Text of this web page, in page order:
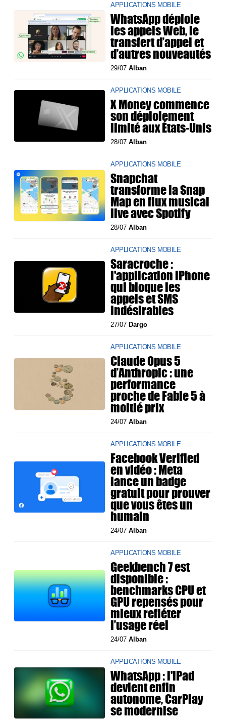
APPLICATIONS MOBILE
WhatsApp déploie
les appels Web, le
transfert d’appel et
d’autres nouveautés
29/07Alban
APPLICATIONS MOBILE
X Money commence
son déploiement
limité aux États-Unis
28/07Alban
APPLICATIONS MOBILE
Snapchat
transforme la Snap
Map en flux musical
live avec Spotify
28/07Alban
APPLICATIONS MOBILE
Saracroche :
l'application iPhone
qui bloque les
appels et SMS
indésirables
27/07Dargo
APPLICATIONS MOBILE
Claude Opus 5
d’Anthropic : une
performance
proche de Fable 5 à
moitié prix
24/07Alban
APPLICATIONS MOBILE
Facebook Verified
en vidéo : Meta
lance un badge
gratuit pour prouver
que vous êtes un
humain
24/07Alban
APPLICATIONS MOBILE
Geekbench 7 est
disponible :
benchmarks CPU et
GPU repensés pour
mieux refléter
l’usage réel
24/07Alban
APPLICATIONS MOBILE
WhatsApp : l'iPad
devient enfin
autonome, CarPlay
se modernise